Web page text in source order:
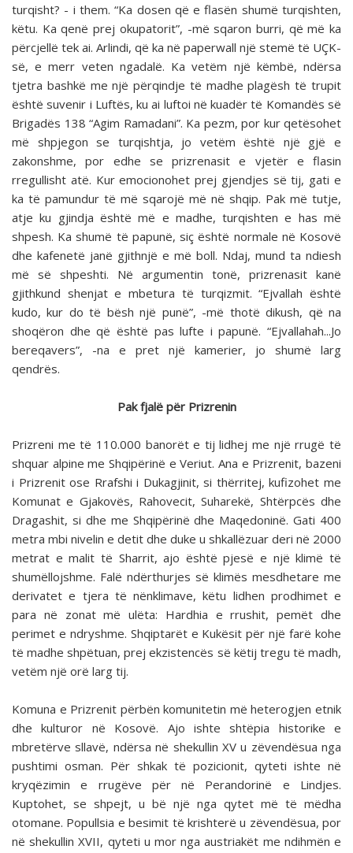
turqisht? - i them. “Ka dosen që e flasën shumë turqishten,
këtu. Ka qenë prej okupatorit”, -më sqaron burri, që më ka
përcjellë tek ai. Arlindi, që ka në paperwall një stemë të UÇK-
së, e merr veten ngadalë. Ka vetëm një këmbë, ndërsa
tjetra bashkë me një përqindje të madhe plagësh të trupit
është suvenir i Luftës, ku ai luftoi në kuadër të Komandës së
Brigadës 138 “Agim Ramadani”. Ka pezm, por kur qetësohet
më shpjegon se turqishtja, jo vetëm është një gjë e
zakonshme, por edhe se prizrenasit e vjetër e flasin
rregullisht atë. Kur emocionohet prej gjendjes së tij, gati e
ka të pamundur të më sqarojë më në shqip. Pak më tutje,
atje ku gjindja është më e madhe, turqishten e has më
shpesh. Ka shumë të papunë, siç është normale në Kosovë
dhe kafenetë janë gjithnjë e më boll. Ndaj, mund ta ndiesh
më së shpeshti. Në argumentin tonë, prizrenasit kanë
gjithkund shenjat e mbetura të turqizmit. “Ejvallah është
kudo, kur do të bësh një punë”, -më thotë dikush, që na
shoqëron dhe që është pas lufte i papunë. “Ejvallahah...Jo
bereqavers”, -na e pret një kamerier, jo shumë larg
qendrës.
Pak fjalë për Prizrenin
Prizreni me të 110.000 banorët e tij lidhej me një rrugë të
shquar alpine me Shqipërinë e Veriut. Ana e Prizrenit, bazeni
i Prizrenit ose Rrafshi i Dukagjinit, si thërritej, kufizohet me
Komunat e Gjakovës, Rahovecit, Suharekë, Shtërpcës dhe
Dragashit, si dhe me Shqipërinë dhe Maqedoninë. Gati 400
metra mbi nivelin e detit dhe duke u shkallëzuar deri në 2000
metrat e malit të Sharrit, ajo është pjesë e një klimë të
shumëllojshme. Falë ndërthurjes së klimës mesdhetare me
derivatet e tjera të nënklimave, këtu lidhen prodhimet e
para në zonat më ulëta: Hardhia e rrushit, pemët dhe
perimet e ndryshme. Shqiptarët e Kukësit për një farë kohe
të madhe shpëtuan, prej ekzistencës së këtij tregu të madh,
vetëm një orë larg tij.
Komuna e Prizrenit përbën komunitetin më heterogjen etnik
dhe kulturor në Kosovë. Ajo ishte shtëpia historike e
mbretërve sllavë, ndërsa në shekullin XV u zëvendësua nga
pushtimi osman. Për shkak të pozicionit, qyteti ishte në
kryqëzimin e rrugëve për në Perandorinë e Lindjes.
Kuptohet, se shpejt, u bë një nga qytet më të mëdha
otomane. Popullsia e besimit të krishterë u zëvendësua, por
në shekullin XVII, qyteti u mor nga austriakët me ndihmën e